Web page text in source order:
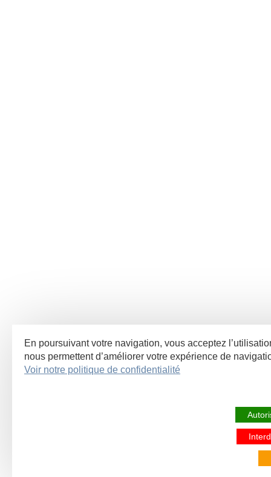
En poursuivant votre navigation, vous acceptez
nous permettent d’améliorer votre expérience de
Voir notre politique de confidentialité